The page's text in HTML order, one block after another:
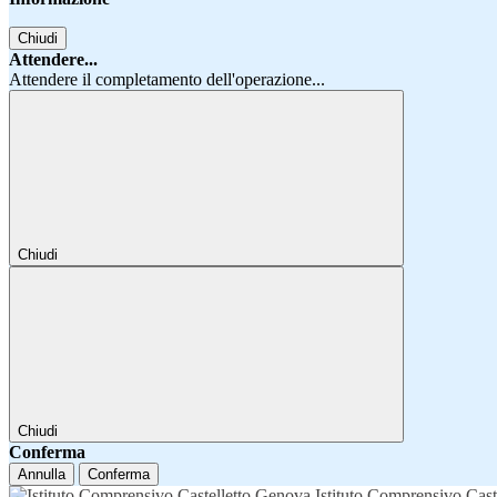
Chiudi
Attendere...
Attendere il completamento dell'operazione...
Chiudi
Chiudi
Conferma
Annulla Conferma